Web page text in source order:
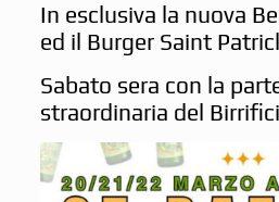
In esclusiva la nuova
ed il Burger Saint
Sabato sera con la
straordinaria del